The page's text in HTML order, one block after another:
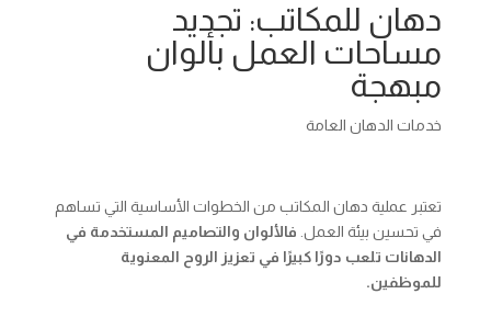
دهان للمكاتب: تجديد
مساحات العمل بألوان
مبهجة
خدمات الدهان العامة
تعتبر عملية دهان المكاتب من الخطوات الأساسية التي تساهم
في تحسين بيئة العمل. فالألوان والتصاميم المستخدمة في
الدهانات تلعب دورًا كبيرًا في تعزيز الروح المعنوية
للموظفين.